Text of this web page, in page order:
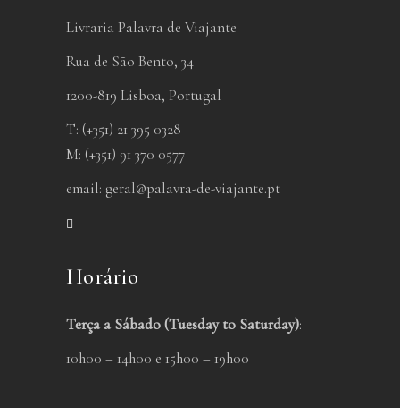
Livraria Palavra de Viajante
Rua de São Bento, 34
1200-819 Lisboa, Portugal
T: (+351) 21 395 0328
M: (+351) 91 370 0577
email: geral@palavra-de-viajante.pt
Horário
Terça a Sábado (Tuesday to Saturday):
10h00 – 14h00 e 15h00 – 19h00